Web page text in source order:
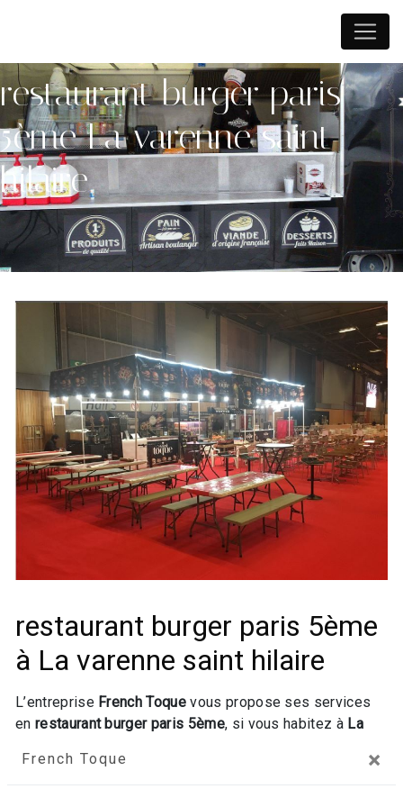
French Toque ×
restaurant burger paris
5ème La varenne saint
hilaire
restaurant burger paris 5ème
à La varenne saint hilaire
L’entreprise French Toque vous propose ses services
en restaurant burger paris 5ème, si vous habitez à La
et d’un savoir-faire de qualité, nous mettons tout en